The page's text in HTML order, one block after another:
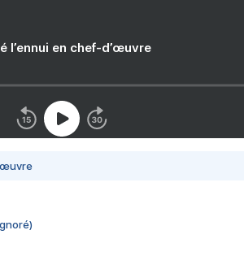
l’ennui en chef-d’œuvre